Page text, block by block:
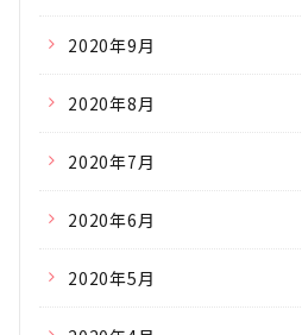
2020年9月
2020年8月
2020年7月
2020年6月
2020年5月